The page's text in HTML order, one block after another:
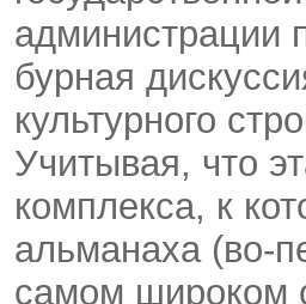
администрации
бурная
культурного
Учитывая, что
комплекса, к
альманаха (во-
самом широком